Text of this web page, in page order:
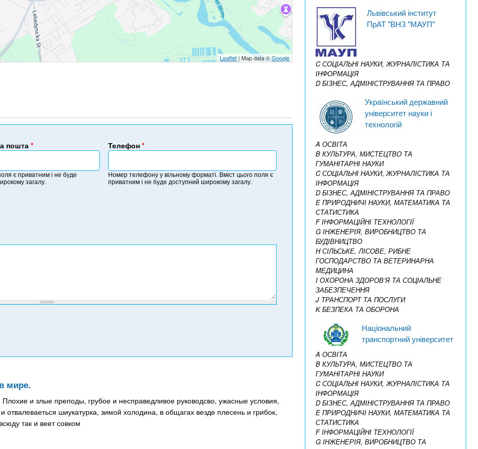
Leaflet | Map data ©Google
пошта *
є приватним і не буде
загалу.
Телефон *
Н
м
е
ф
Номер телефону у вільному форматі. Вміст цього поля є
приватним і не буде доступний широкому загалу.
мире.
и злые преподы, грубое и несправедливое руководсво, ужасные условия,
отвалеваеться шиукатурка, зимой холодина, в общагах везде плесень и грибок,
так и веет совком
Львівський інститут
ПрАТ "ВНЗ "МАУП"
C СОЦІАЛЬНІ НАУКИ, ЖУРНАЛІСТИКА ТА
ІНФОРМАЦІЯ
D БІЗНЕС, АДМІНІСТРУВАННЯ ТА ПРАВО
Український державний
університет науки і
технологій
A ОСВІТА
B КУЛЬТУРА, МИСТЕЦТВО ТА
ГУМАНІТАРНІ НАУКИ
C СОЦІАЛЬНІ НАУКИ, ЖУРНАЛІСТИКА ТА
ІНФОРМАЦІЯ
D БІЗНЕС, АДМІНІСТРУВАННЯ ТА ПРАВО
E ПРИРОДНИЧІ НАУКИ, МАТЕМАТИКА ТА
СТАТИСТИКА
F ІНФОРМАЦІЙНІ ТЕХНОЛОГІЇ
G ІНЖЕНЕРІЯ, ВИРОБНИЦТВО ТА
БУДІВНИЦТВО
H СІЛЬСЬКЕ, ЛІСОВЕ, РИБНЕ
ГОСПОДАРСТВО ТА ВЕТЕРИНАРНА
МЕДИЦИНА
I ОХОРОНА ЗДОРОВ’Я ТА СОЦІАЛЬНЕ
ЗАБЕЗПЕЧЕННЯ
J ТРАНСПОРТ ТА ПОСЛУГИ
K БЕЗПЕКА ТА ОБОРОНА
Національний
транспортний університет
A ОСВІТА
B КУЛЬТУРА, МИСТЕЦТВО ТА
ГУМАНІТАРНІ НАУКИ
C СОЦІАЛЬНІ НАУКИ, ЖУРНАЛІСТИКА ТА
ІНФОРМАЦІЯ
D БІЗНЕС, АДМІНІСТРУВАННЯ ТА ПРАВО
E ПРИРОДНИЧІ НАУКИ, МАТЕМАТИКА ТА
СТАТИСТИКА
F ІНФОРМАЦІЙНІ ТЕХНОЛОГІЇ
G ІНЖЕНЕРІЯ, ВИРОБНИЦТВО ТА